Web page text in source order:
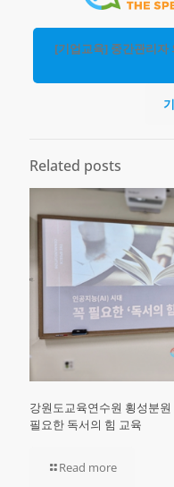
[기업교육] 중간관리자
Related posts
강원도교육연수원 횡성분
필요한 독서의 힘 교육
Read more